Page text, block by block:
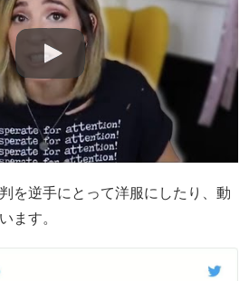
を逆手にとって洋服にしたり、動
ます。